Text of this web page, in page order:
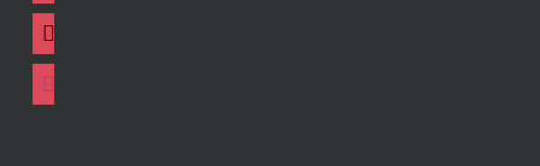
mail
viber